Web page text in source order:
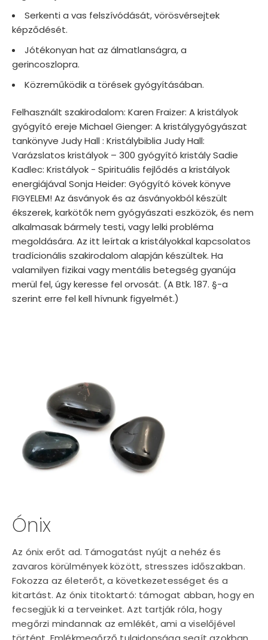
Serkenti a vas felszívódását, vörösvérsejtek
képződését.
Jótékonyan hat az álmatlanságra, a
gerincoszlopra.
Közreműködik a törések gyógyításában.
Felhasznált szakirodalom: Karen Fraizer: A kristályok
gyógyító ereje Michael Gienger: A kristálygyógyászat
tankönyve Judy Hall : Kristálybiblia Judy Hall:
Varázslatos kristályok – 300 gyógyító kristály Sadie
Kadlec: Kristályok - Spirituális fejlődés a kristályok
energiájával Sonja Heider: Gyógyító kövek könyve
FIGYELEM! Az ásványok és az ásványokból készült
ékszerek, karkötők nem gyógyászati eszközök, és nem
alkalmasak bármely testi, vagy lelki probléma
megoldására. Az itt leírtak a kristályokkal kapcsolatos
tradícionális szakirodalom alapján készültek. Ha
valamilyen fizikai vagy mentális betegség gyanúja
merül fel, úgy keresse fel orvosát. (A Btk. 187. §-a
szerint erre fel kell hívnunk figyelmét.)
Ónix
Az ónix erőt ad. Támogatást nyújt a nehéz és
zavaros körülmények között, stresszes időszakban.
Fokozza az életerőt, a következetességet és a
kitartást. Az ónix titoktartó: támogat abban, hogy en
fecsegjük ki a terveinket. Azt tartják róla, hogy
megőrzi mindannak az emlékét, ami a viselőjével